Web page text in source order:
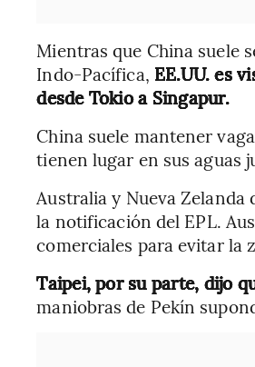
Mientras que China suele
Indo-Pacífica, EE.UU. es
desde Tokio a Singapur.
China suele mantener
tienen lugar en sus aguas
Australia y Nueva
la notificación del EPL.
comerciales para evitar la
Taipei, por su parte, dijo
maniobras de Pekín